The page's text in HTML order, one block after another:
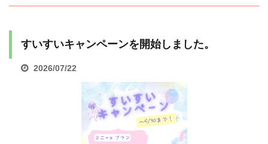
すいすいキャンペーンを開始しました。
2026/07/22